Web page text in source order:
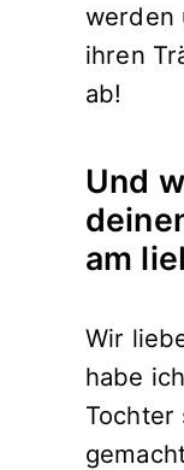
werden
ihren
ab!
Und
am
Wir
habe
Tochter